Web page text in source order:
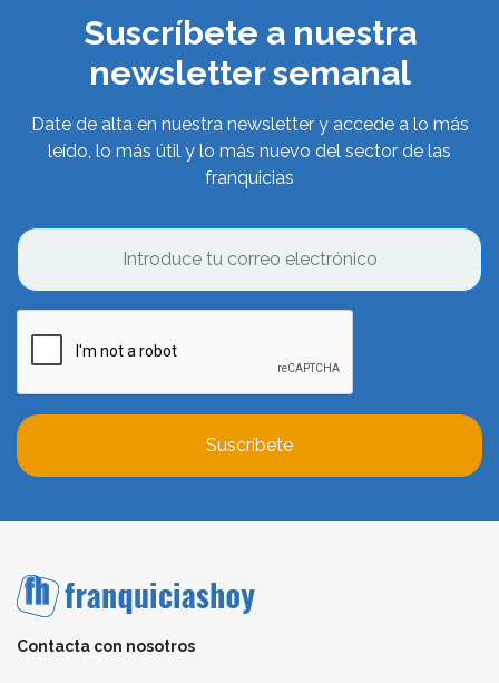
Suscríbete a nuestra
newsletter semanal
Date de alta en nuestra newsletter y accede a lo más
leído, lo más útil y lo más nuevo del sector de las
franquicias
Suscríbete
Contacta con nosotros